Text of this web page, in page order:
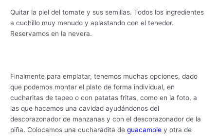
Quitar la piel del tomate y sus semillas. Todos los ingredientes
a cuchillo muy menudo y aplastando con el tenedor.
Reservamos en la nevera.
Finalmente para emplatar, tenemos muchas opciones, dado
que podemos montar el plato de forma individual, en
cucharitas de tapeo o con patatas fritas, como en la foto, a
las que hacemos una cavidad ayudándonos del
descorazonador de manzanas y con el descorazonador de la
piña. Colocamos una cucharadita deguacamole y otra de